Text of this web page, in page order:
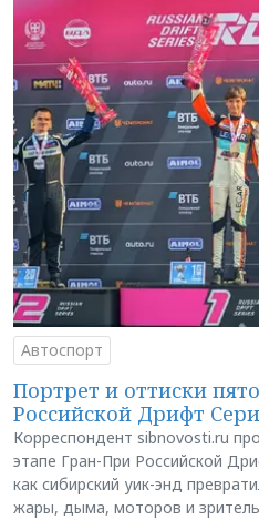
Автоспорт
Портрет и оттиски
Российской Дрифт
Корреспондент sibnovosti.ru
этапе Гран-При Российской
как сибирский уик-энд
жары, дыма, моторов и